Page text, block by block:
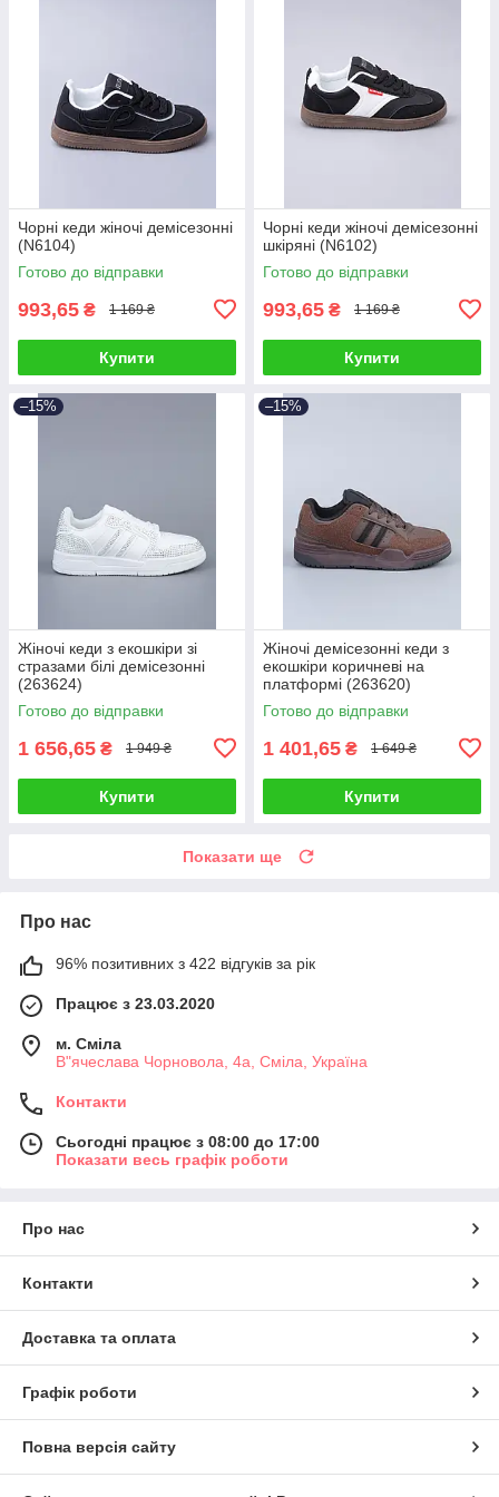
Чорні кеди жіночі демісезонні
(N6104)
Готово до відправки
993,65 ₴ 1 169 ₴
Купити
Чорні кеди жіночі демісезонні
шкіряні (N6102)
Готово до відправки
993,65 ₴ 1 169 ₴
Купити
–15%
Жіночі кеди з екошкіри зі
стразами білі демісезонні
(263624)
Готово до відправки
1 656,65 ₴ 1 949 ₴
Купити
–15%
Жіночі демісезонні кеди з
екошкіри коричневі на
платформі (263620)
Готово до відправки
1 401,65 ₴ 1 649 ₴
Купити
Показати ще
Про нас
96% позитивних з 422 відгуків за рік
Працює з 23.03.2020
м. Сміла
В"ячеслава Чорновола, 4а, Сміла, Україна
Контакти
Сьогодні працює з 08:00 до 17:00
Показати весь графік роботи
Про нас
Контакти
Доставка та оплата
Графік роботи
Повна версія сайту